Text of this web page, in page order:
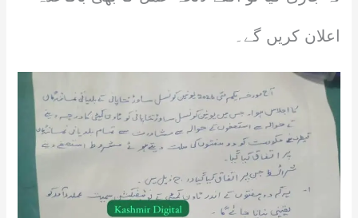
اعلان کریں گے۔